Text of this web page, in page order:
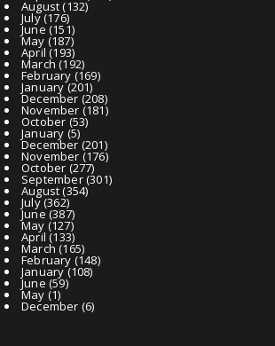
August(132)
July(176)
June(151)
May (187)
April (193)
March (192)
February (169)
January(201)
December (208)
November (181)
October (53)
January (5)
December(201)
November (176)
October (277)
September(301)
August(354)
July(362)
June(387)
May (127)
April (133)
March (165)
February (148)
January(108)
June (59)
May (1)
December (6)